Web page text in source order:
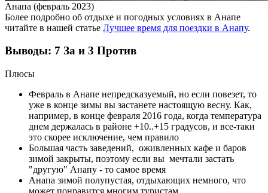
Анапа (февраль 2023)
Более подробно об отдыхе и погодных условиях в Анапе
читайте в нашей статье Лучшее время для поездки в Анапу.
Выводы: 7 За и 3 Против
Плюсы
Февраль в Анапе непредсказуемый, но если повезет, то
уже в конце зимы вы застанете настоящую весну. Как,
например, в конце февраля 2016 года, когда температура
днем держалась в районе +10..+15 градусов, и все-таки
это скорее исключение, чем правило
Большая часть заведений, оживленных кафе и баров
зимой закрыты, поэтому если вы мечтали застать
"другую" Анапу - то самое время
Анапа зимой полупустая, отдыхающих немного, что